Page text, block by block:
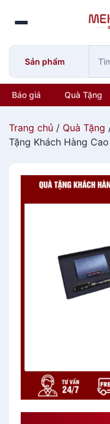
o
Sản phẩm
Báo giá Quà Tặng
Trang chủ / Quà Tặng
Tặng Khách Hàng